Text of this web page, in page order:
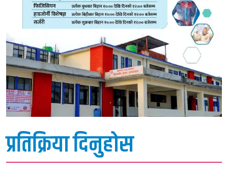
प्रतिक्रिया दिनुहोस